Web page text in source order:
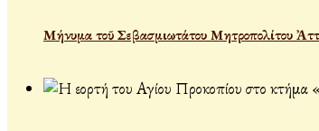
Μήνυμα τοῦ Σεβασμιωτάτου Μητροπολίτου